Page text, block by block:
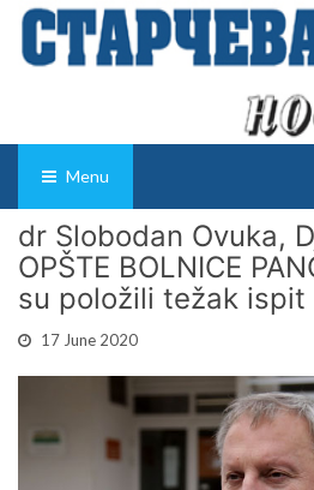
Menu
dr Slobodan Ovuka,
OPŠTE BOLNICE
su položili težak ispit
17 June 2020